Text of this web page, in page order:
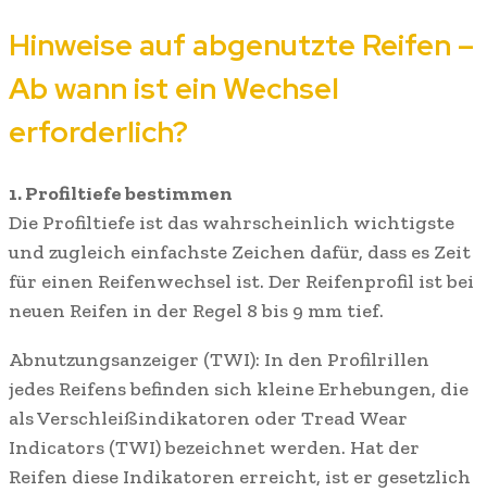
Hinweise auf abgenutzte Reifen –
Ab wann ist ein Wechsel
erforderlich?
1. Profiltiefe bestimmen
Die Profiltiefe ist das wahrscheinlich wichtigste
und zugleich einfachste Zeichen dafür, dass es Zeit
für einen Reifenwechsel ist. Der Reifenprofil ist bei
neuen Reifen in der Regel 8 bis 9 mm tief.
Abnutzungsanzeiger (TWI): In den Profilrillen
jedes Reifens befinden sich kleine Erhebungen, die
als Verschleißindikatoren oder Tread Wear
Indicators (TWI) bezeichnet werden. Hat der
Reifen diese Indikatoren erreicht, ist er gesetzlich